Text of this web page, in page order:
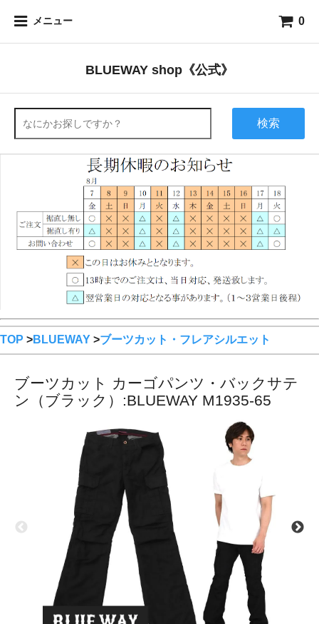
メニュー 0
BLUEWAY shop《公式》
検索
TOP >BLUEWAY >ブーツカット・フレアシルエット
ブーツカット カーゴパンツ・バックサテ
ン（ブラック）:BLUEWAY M1935-65